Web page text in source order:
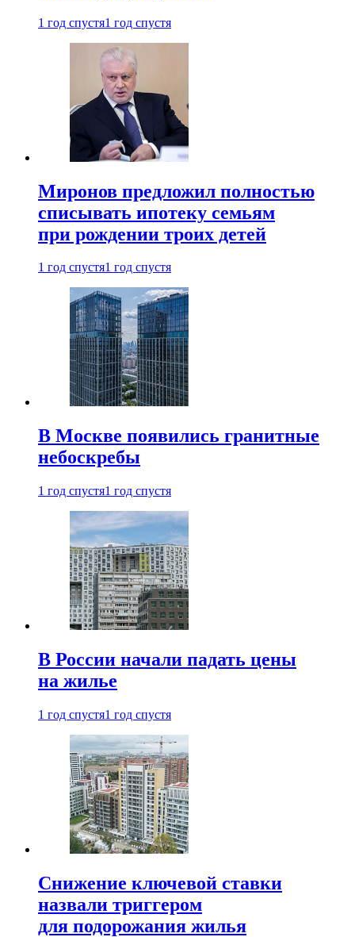
1 год спустя1 год спустя
Миронов предложил полностью
списывать ипотеку семьям
при рождении троих детей
1 год спустя1 год спустя
В Москве появились гранитные
небоскребы
1 год спустя1 год спустя
В России начали падать цены
на жилье
1 год спустя1 год спустя
Снижение ключевой ставки
назвали триггером
для подорожания жилья